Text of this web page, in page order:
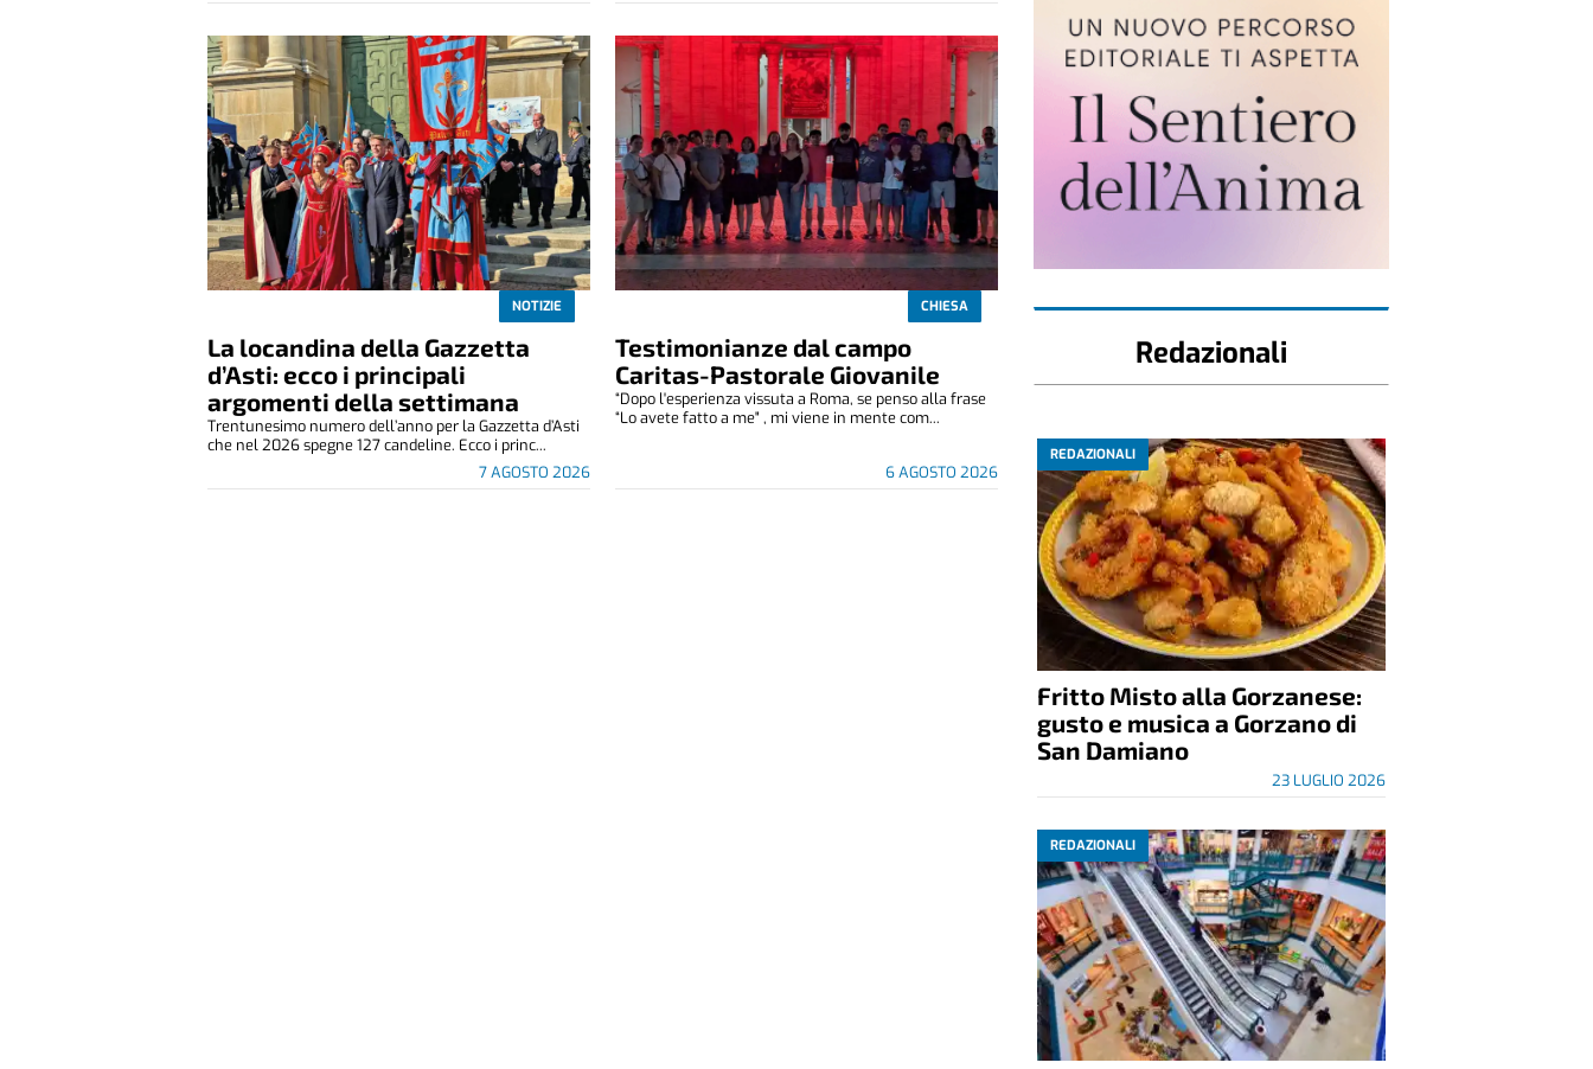
NOTIZIE
La locandina della Gazzetta
d’Asti: ecco i principali
argomenti della settimana
7 AGOSTO 2026
Trentunesimo numero dell’anno per la Gazzetta d’Asti
che nel 2026 spegne 127 candeline. Ecco i princ...
CHIESA
Testimonianze dal campo
Caritas-Pastorale Giovanile
6 AGOSTO 2026
“Dopo l'esperienza vissuta a Roma, se penso alla frase
“Lo avete fatto a me" , mi viene in mente com...
Redazionali
REDAZIONALI
Fritto Misto alla Gorzanese:
gusto e musica a Gorzano di
San Damiano
23 LUGLIO 2026
REDAZIONALI